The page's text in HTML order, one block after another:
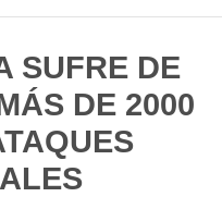
SUFRE DE
DE 2000